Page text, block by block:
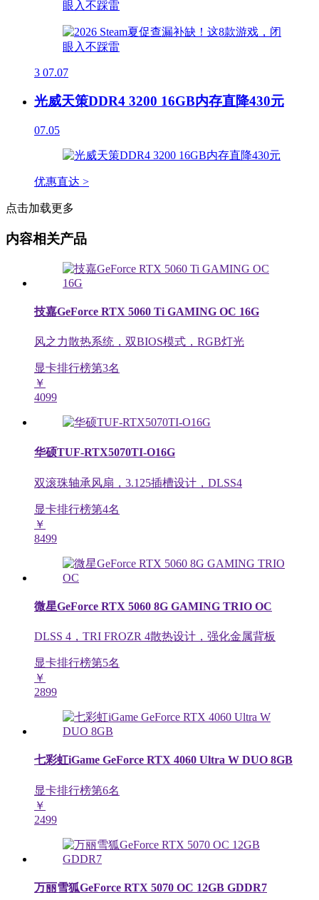
3 07.07
光威天策DDR4 3200 16GB内存直降430元
07.05
优惠直达 >
点击加载更多
内容相关产品
技嘉GeForce RTX 5060 Ti GAMING OC 16G
风之力散热系统，双BIOS模式，RGB灯光
显卡排行榜第3名
￥
4099
华硕TUF-RTX5070TI-O16G
双滚珠轴承风扇，3.125插槽设计，DLSS4
显卡排行榜第4名
￥
8499
微星GeForce RTX 5060 8G GAMING TRIO OC
DLSS 4，TRI FROZR 4散热设计，强化金属背板
显卡排行榜第5名
￥
2899
七彩虹iGame GeForce RTX 4060 Ultra W DUO 8GB
显卡排行榜第6名
￥
2499
万丽雪狐GeForce RTX 5070 OC 12GB GDDR7